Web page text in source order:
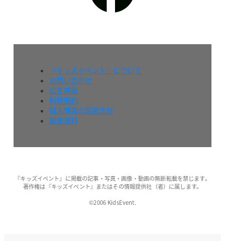
『キッズイベント』について
お問い合わせ
広告掲載
利用規約
個人情報の取扱方針
媒体資料
『キッズイベント』に掲載の記事・写真・画像・動画の無断転載を禁じます。
著作権は『キッズイベント』またはその情報提供社（者）に属します。
©2006 KidsEvent.